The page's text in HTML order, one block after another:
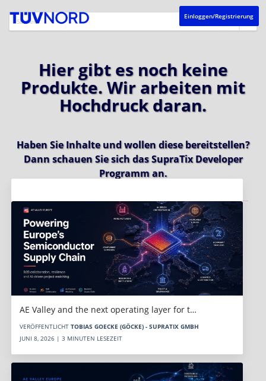
Einloggen/Registrierung
Hier gibt es noch keine
Produkte. Wir arbeiten mit
Hochdruck daran.
Haben Sie Inhalte und wollen diese bereitstellen?
Dann schauen Sie sich dasSupraTix Developer
Programman.
AE Valley and the next operating layer for t…
VERÖFFENTLICHT TOBIAS GOECKE (GÖCKE) - SUPRATIX GMBH
JUNI 8, 2026 | 3 MINUTEN LESEZEIT